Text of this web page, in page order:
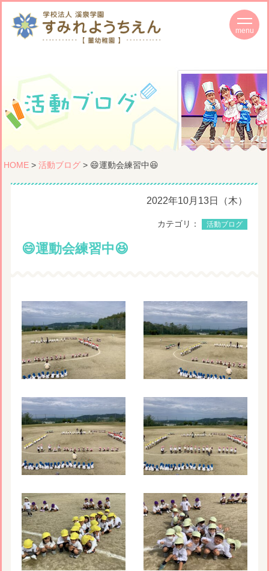
HOME> 活動ブログ> 😄運動会練習中😆
2022年10月13日（木）
カテゴリ： 活動ブログ
😄運動会練習中😆